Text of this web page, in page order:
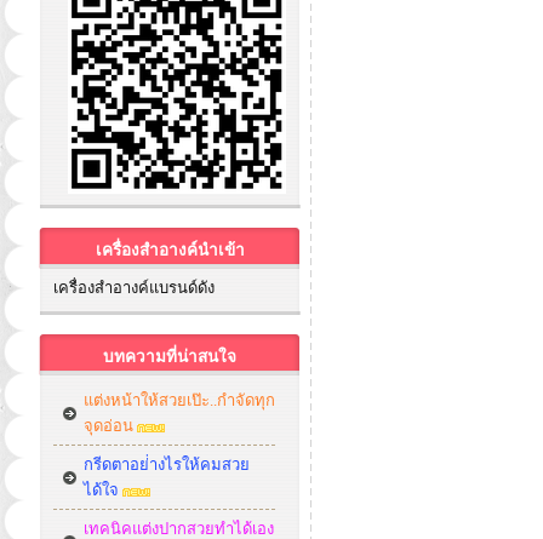
เครื่องสำอางค์นำเข้า
เครื่องสำอางค์แบรนด์ดัง
บทความที่น่าสนใจ
แต่งหน้าให้สวยเป๊ะ..กำจัดทุก
จุดอ่อน
กรีดตาอย่่างไรให้คมสวย
ได้ใจ
เทคนิคแต่งปากสวยทำได้เอง